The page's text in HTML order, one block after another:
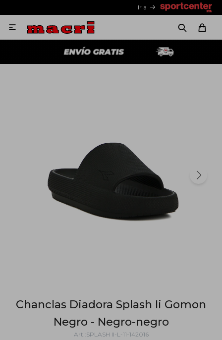
Ir a

Chanclas Diadora Splash Ii Gomon
Negro - Negro-negro
SPLASH II-L-11-142016